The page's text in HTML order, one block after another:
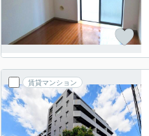
賃貸マンション